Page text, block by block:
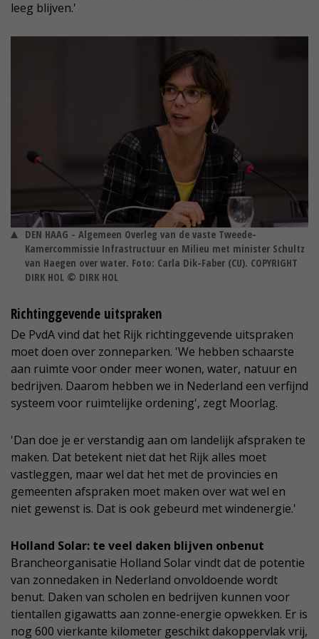
leeg blijven.'
DEN HAAG - Algemeen Overleg van de vaste Tweede-
Kamercommissie Infrastructuur en Milieu met minister Schultz
van Haegen over water. Foto: Carla Dik-Faber (CU). COPYRIGHT
DIRK HOL © DIRK HOL
Richtinggevende uitspraken
De PvdA vind dat het Rijk richtinggevende uitspraken
moet doen over zonneparken. 'We hebben schaarste
aan ruimte voor onder meer wonen, water, natuur en
bedrijven. Daarom hebben we in Nederland een verfijnd
systeem voor ruimtelijke ordening', zegt Moorlag.
'Dan doe je er verstandig aan om landelijk afspraken te
maken. Dat betekent niet dat het Rijk alles moet
vastleggen, maar wel dat het met de provincies en
gemeenten afspraken moet maken over wat wel en
niet gewenst is. Dat is ook gebeurd met windenergie.'
Holland Solar: te veel daken blijven onbenut
Brancheorganisatie Holland Solar vindt dat de potentie
van zonnedaken in Nederland onvoldoende wordt
benut. Daken van scholen en bedrijven kunnen voor
tientallen gigawatts aan zonne-energie opwekken. Er is
nog 600 vierkante kilometer geschikt dakoppervlak vrij,